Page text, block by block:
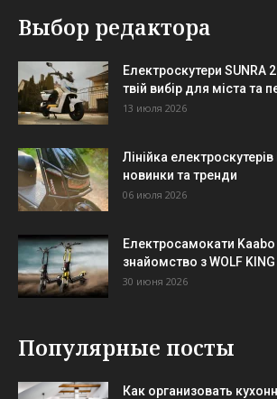
Выбор редактора
Електроскутери SUNRA
твій вибір для міста та
13 июля 2026
Лінійка
новинки та тренди
06 июля 2026
Електросамокати Kaabo
знайомство з WOLF KING
30 июня 2026
Популярные посты
Как организовать